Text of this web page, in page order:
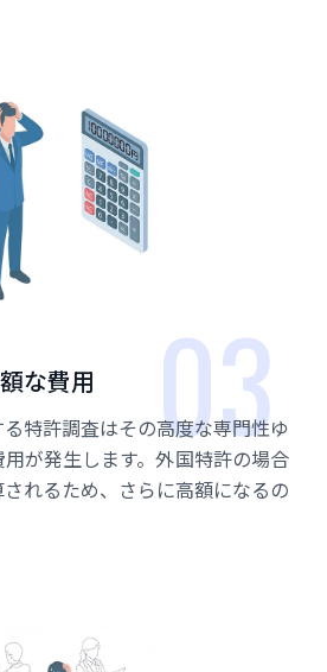
03
額な費用
特許調査はその高度な専門性ゆ
が発生します。外国特許の場合
れるため、さらに高額になるの